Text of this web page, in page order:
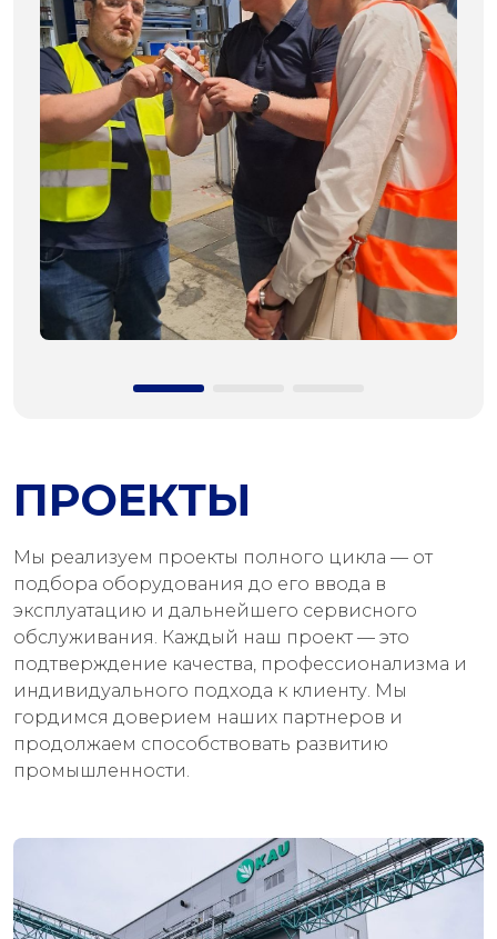
ПРОЕКТЫ
Мы реализуем проекты полного цикла — от
подбора оборудования до его ввода в
эксплуатацию и дальнейшего сервисного
обслуживания. Каждый наш проект — это
подтверждение качества, профессионализма и
индивидуального подхода к клиенту. Мы
гордимся доверием наших партнеров и
продолжаем способствовать развитию
промышленности.